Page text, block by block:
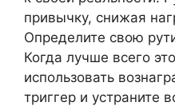
привычку, снижая
Определите свою
Когда лучше всего
использовать
триггер и устраните